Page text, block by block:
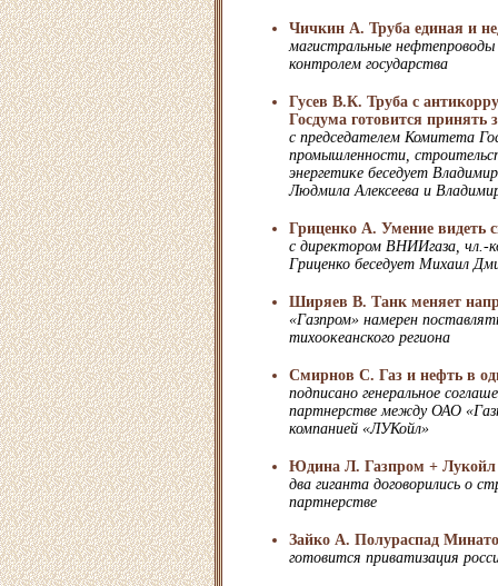
Чичкин А. Труба единая и
магистральные
контролем государства
Гусев В.К. Труба с
Госдума готовится принять
с председателем Комитета
промышленности,
энергетике беседует
Людмила Алексеева и
Гриценко А. Умение видеть
с директором ВНИИгаза, чл.-
Гриценко беседует Михаил
Ширяев В. Танк меняет
«Газпром» намерен
тихоокеанского региона
Смирнов С. Газ и нефть в
подписано генеральное
партнерстве между ОАО
компанией «ЛУКойл»
Юдина Л. Газпром + Лукойл
два гиганта договорились о
партнерстве
Зайко А. Полураспад
готовится приватизация